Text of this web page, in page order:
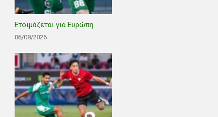
Ετοιμάζεται για Ευρώπη
06/08/2026